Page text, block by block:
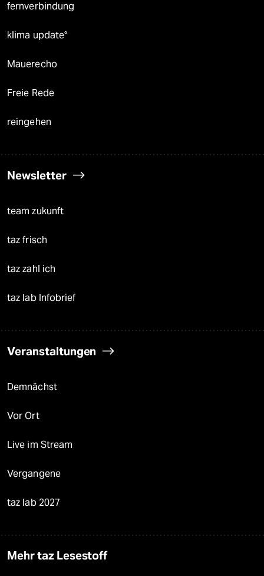
fernverbindung
klima update°
Mauerecho
Freie Rede
reingehen
Newsletter
team zukunft
taz frisch
taz zahl ich
taz lab Infobrief
Veranstaltungen
Demnächst
Vor Ort
Live im Stream
Vergangene
taz lab 2027
Mehr taz Lesestoff